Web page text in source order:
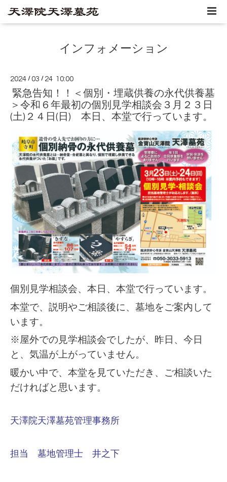
インフォメーション
2024 /03 / 24 10:00
緊急告知！！＜個別・埋蔵供養の永代供養墓
＞令和６年最初の個別見学相談会３月２３日
(土)２４日(日) 本日、本堂で行っています。
個別見学相談会、本日、本堂で行っています。
本堂で、説明やご相談後に、墓地をご案内して
います。
※屋外での見学相談会でしたが、昨日、今日
と、気温が上がっていません。
暖かい中で、本堂を見ていただき、ご相談いた
だければと思います。
天澤院天澤墓苑管理事務所
担当 墓地管理士 井之下